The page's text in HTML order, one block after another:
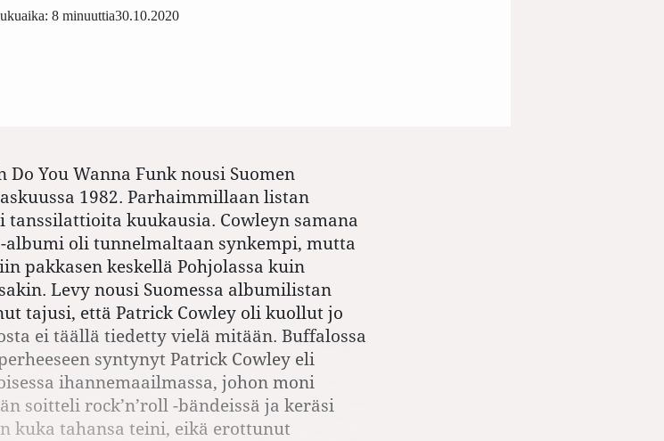
30.10.2020
8 minuuttia
You Wanna Funk nousi Suomen
1982. Parhaimmillaan listan
kuukausia. Cowleyn samana
oli tunnelmaltaan synkempi, mutta
pakkasen keskellä Pohjolassa kuin
Levy nousi Suomessa albumilistan
tajusi, että Patrick Cowley oli kuollut jo
ei täällä tiedetty vielä mitään. Buffalossa
syntynyt Patrick Cowley eli
ihannemaailmassa, johon moni
soitteli rock’n’roll -bändeissä ja keräsi
kuka tahansa teini, eikä erottunut